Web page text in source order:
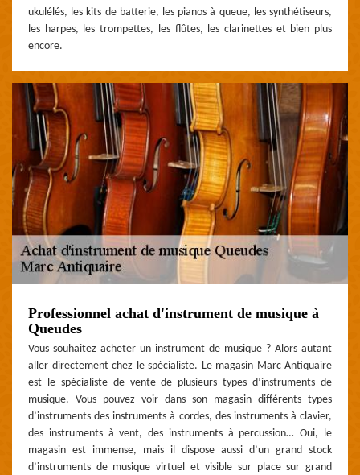
ukulélés, les kits de batterie, les pianos à queue, les synthétiseurs,
les harpes, les trompettes, les flûtes, les clarinettes et bien plus
encore.
Professionnel achat d'instrument de musique à
Queudes
Vous souhaitez acheter un instrument de musique ? Alors autant
aller directement chez le spécialiste. Le magasin Marc Antiquaire
est le spécialiste de vente de plusieurs types d’instruments de
musique. Vous pouvez voir dans son magasin différents types
d’instruments des instruments à cordes, des instruments à clavier,
des instruments à vent, des instruments à percussion… Oui, le
magasin est immense, mais il dispose aussi d’un grand stock
d’instruments de musique virtuel et visible sur place sur grand